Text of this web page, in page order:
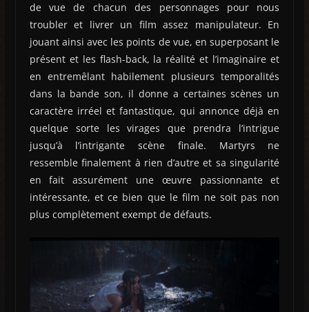
de vue de chacun des personnages pour nous
troubler et livrer un film assez manipulateur. En
jouant ainsi avec les points de vue, en superposant le
présent et les flash-back, la réalité et l’imaginaire et
en entremêlant habilement plusieurs temporalités
dans la bande son, il donne a certaines scènes un
caractère irréel et fantastique, qui annonce déjà en
quelque sorte les virages que prendra l’intrigue
jusqu’à l’intrigante scène finale. Martyrs ne
ressemble finalement à rien d’autre et sa singularité
en fait assurément une œuvre passionnante et
intéressante, et ce bien que le film ne soit pas non
plus complètement exempt de défauts.